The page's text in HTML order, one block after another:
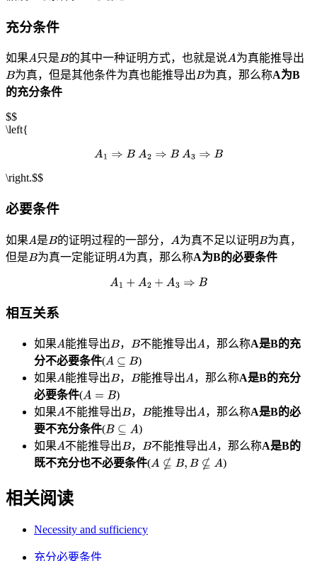
充分条件
如果 只是 的其中一种证明方式，也就是说
为真能推导出
为真，但是其他条件为真也能推导出
为真，那么称A为B
的充分条件
$$
\left{
\right.$$
必要条件
如果 是 的证明过程的一部分， 为真不足以证明
为真，
但是
为真一定能证明 为真，那么称A为B的必要条件
相互关系
如果 能推导出 ， 不能推导出 ，那么称A是B的充
分不必要条件(
)
如果
能推导出 ， 能推导出 ，那么称A是B的充分
必要条件(
)
如果
不能推导出 ， 能推导出 ，那么称A是B的必
要不充分条件(
)
如果
不能推导出 ， 不能推导出 ，那么称A是B的
既不充分也不必要条件( )
相关阅读
Necessity and sufficiency
充分必要条件